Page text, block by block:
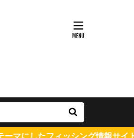
グ情報サイトです。